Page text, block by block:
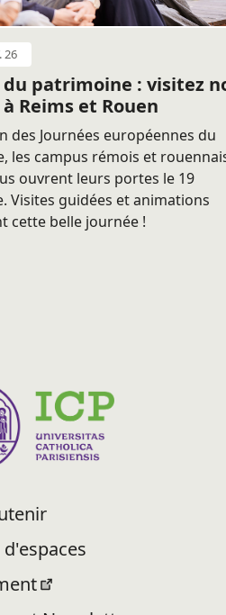
26
du patrimoine : visitez
Reims et Rouen
des Journées européennes du
les campus rémois et
ouvrent leurs portes le 19
Visites guidées et animations
cette belle journée !